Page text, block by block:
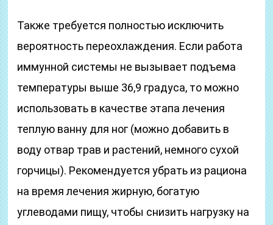
Также требуется полностью исключить
вероятность переохлаждения. Если работа
иммунной системы не вызывает подъема
температуры выше 36,9 градуса, то можно
использовать в качестве этапа лечения
теплую ванну для ног (можно добавить в
воду отвар трав и растений, немного сухой
горчицы). Рекомендуется убрать из рациона
на время лечения жирную, богатую
углеводами пищу, чтобы снизить нагрузку на